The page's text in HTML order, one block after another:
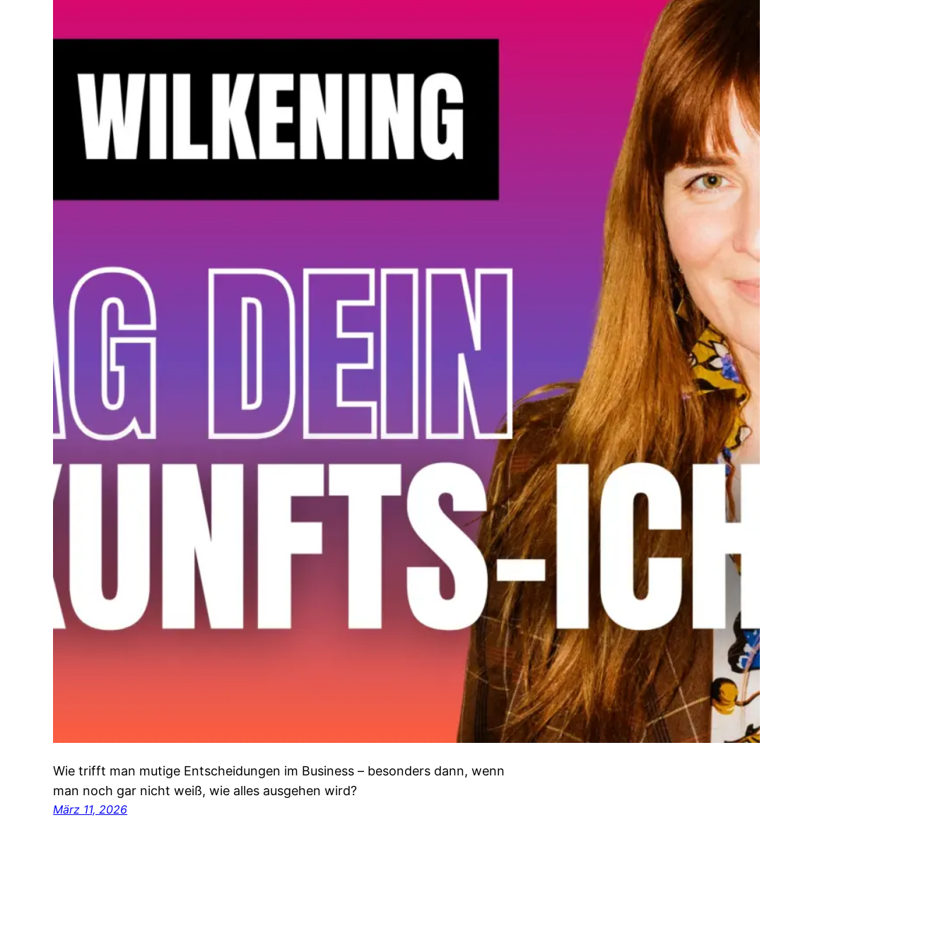
Wie trifft man mutige Entscheidungen im Business – besonders dann, wenn
man noch gar nicht weiß, wie alles ausgehen wird?
März 11, 2026